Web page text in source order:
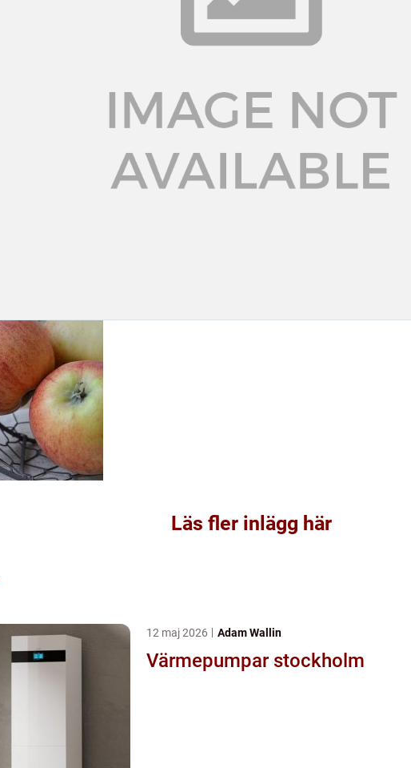
Läs fler inlägg här
12 maj 2026 Adam Wallin
Värmepumpar stockholm